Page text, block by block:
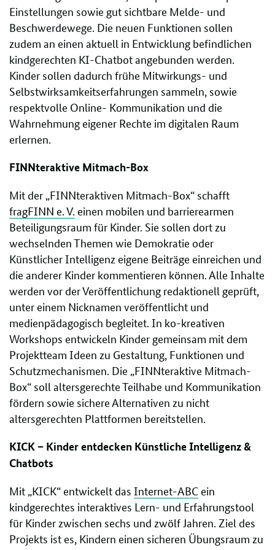
Einstellungen sowie gut sichtbare Melde- und
Beschwerdewege. Die neuen Funktionen sollen
zudem an einen aktuell in Entwicklung befindlichen
kindgerechten KI-Chatbot angebunden werden.
Kinder sollen dadurch frühe Mitwirkungs- und
Selbstwirksamkeitserfahrungen sammeln, sowie
respektvolle Online- Kommunikation und die
Wahrnehmung eigener Rechte im digitalen Raum
erlernen.
FINNteraktive Mitmach-Box
Mit der „FINNteraktiven Mitmach-Box“ schafft
fragFINN e. V. einen mobilen und barrierearmen
Beteiligungsraum für Kinder. Sie sollen dort zu
wechselnden Themen wie Demokratie oder
Künstlicher Intelligenz eigene Beiträge einreichen und
die anderer Kinder kommentieren können. Alle Inhalte
werden vor der Veröffentlichung redaktionell geprüft,
unter einem Nicknamen veröffentlicht und
medienpädagogisch begleitet. In ko-kreativen
Workshops entwickeln Kinder gemeinsam mit dem
Projektteam Ideen zu Gestaltung, Funktionen und
Schutzmechanismen. Die „FINNteraktive Mitmach-
Box“ soll altersgerechte Teilhabe und Kommunikation
fördern sowie sichere Alternativen zu nicht
altersgerechten Plattformen bereitstellen.
KICK – Kinder entdecken Künstliche Intelligenz &
Chatbots
Mit „KICK“ entwickelt das Internet-ABC ein
kindgerechtes interaktives Lern- und Erfahrungstool
für Kinder zwischen sechs und zwölf Jahren. Ziel des
Projekts ist es, Kindern einen sicheren Übungsraum zu